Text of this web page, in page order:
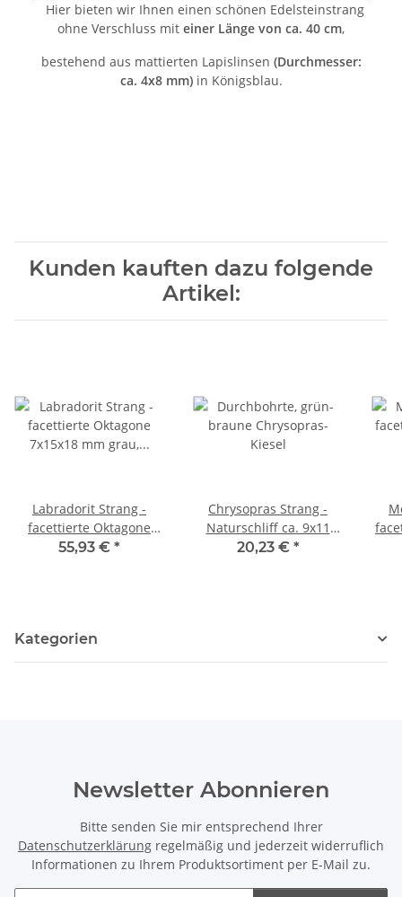
Hier bieten wir Ihnen einen schönen Edelsteinstrang
ohne Verschluss mit einer Länge von ca. 40 cm,
bestehend aus mattierten Lapislinsen (Durchmesser:
ca. 4x8 mm)in Königsblau.
Kunden kauften dazu folgende
Artikel:
Labradorit Strang -
facettierte Oktagone
7x15x18 mm grau, Länge
55,93 € *
Chrysopras Strang -
Naturschliff ca. 9x11
mm grün braun, Länge
20,23 € *
Kategorien
Newsletter Abonnieren
Bitte senden Sie mir entsprechend Ihrer
Datenschutzerklärung regelmäßig und jederzeit widerruflich
Informationen zu Ihrem Produktsortiment per E-Mail zu.